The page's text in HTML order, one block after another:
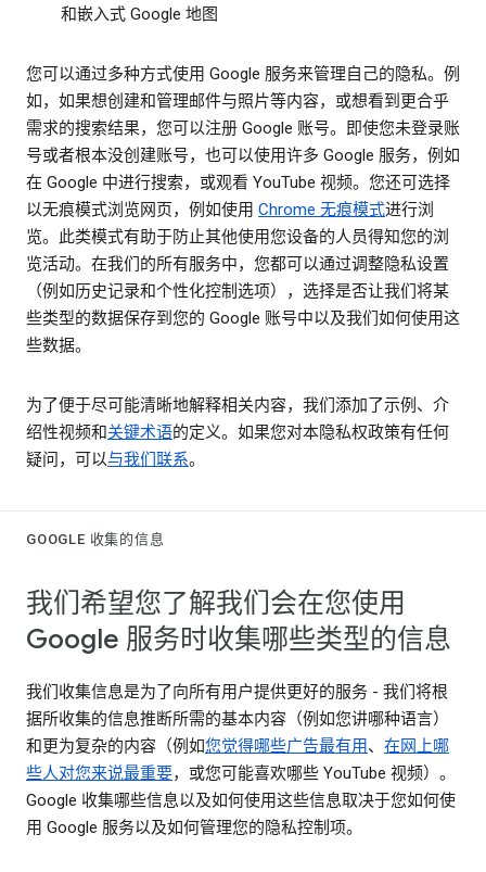
和嵌入式 Google 地图
您可以通过多种方式使用 Google 服务来管理自己的隐私。例
如，如果想创建和管理邮件与照片等内容，或想看到更合乎
需求的搜索结果，您可以注册 Google 账号。即使您未登录账
号或者根本没创建账号，也可以使用许多 Google 服务，例如
在 Google 中进行搜索，或观看 YouTube 视频。您还可选择
以无痕模式浏览网页，例如使用 Chrome 无痕模式进行浏
览。此类模式有助于防止其他使用您设备的人员得知您的浏
览活动。在我们的所有服务中，您都可以通过调整隐私设置
（例如历史记录和个性化控制选项），选择是否让我们将某
些类型的数据保存到您的 Google 账号中以及我们如何使用这
些数据。
为了便于尽可能清晰地解释相关内容，我们添加了示例、介
绍性视频和关键术语的定义。如果您对本隐私权政策有任何
疑问，可以与我们联系。
GOOGLE 收集的信息
我们希望您了解我们会在您使用
Google 服务时收集哪些类型的信息
我们收集信息是为了向所有用户提供更好的服务 - 我们将根
据所收集的信息推断所需的基本内容（例如您讲哪种语言）
和更为复杂的内容（例如您觉得哪些广告最有用、 在网上哪
些人对您来说最重要，或您可能喜欢哪些 YouTube 视频）。
Google 收集哪些信息以及如何使用这些信息取决于您如何使
用 Google 服务以及如何管理您的隐私控制项。